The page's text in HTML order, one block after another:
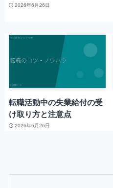
2026年6月26日
転職活動中の失業給付の受
け取り方と注意点
2026年6月26日